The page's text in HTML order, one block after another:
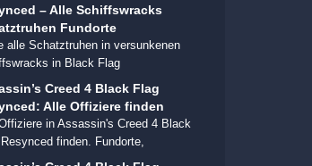
– Alle Schiffswracks
Fundorte
alle Schatztruhen in versunkenen
in Black Flag
Creed 4 Black Flag
Alle Offiziere finden
in Assassin's Creed 4 Black
finden. Fundorte,